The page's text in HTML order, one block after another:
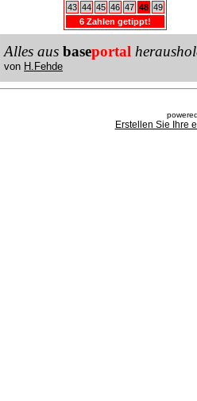
43 44 45 46 47 48 49
6 Zahlen getippt!
Alles aus baseportal
von H.Fehde
Erstellen Sie Ihre